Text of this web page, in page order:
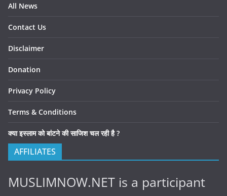
All News
Contact Us
Disclaimer
Donation
Privacy Policy
Terms & Conditions
क्या इस्लाम को बांटने की साजिश चल रही है ?
AFFILIATES
MUSLIMNOW.NET is a participant